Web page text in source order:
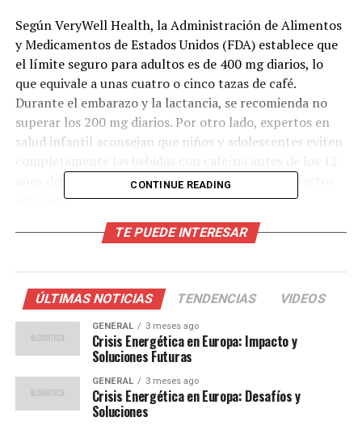
Según VeryWell Health, la Administración de Alimentos
y Medicamentos de Estados Unidos (FDA) establece que
el límite seguro para adultos es de 400 mg diarios, lo
que equivale a unas cuatro o cinco tazas de café.
Durante el embarazo y la lactancia, se recomienda no
superar los 200 mg diarios. Por otro lado, expertos en
salud infantil aconsejan que niños y adolescentes eviten
años debido a su mayor sensibilidad y riesgo de efectos
adversos.
La Presencia Omnipresente de
la Cafeína
La cafeína no solo se encuentra en el café, sino también
en té, refrescos, bebidas energéticas, chocolate,
medicamentos y suplementos. Esta amplia presencia
facilita su consumo inadvertido por encima de los
valores recomendados, aumentando así el peligro de
efectos indeseados.
CONTINUE READING
TE PUEDE INTERESAR
ÚLTIMAS NOTICIAS TENDENCIAS VIDEOS
GENERAL 3 meses ago
Crisis Energética en Europa: Impacto y
Soluciones Futuras
GENERAL 3 meses ago
Crisis Energética en Europa: Desafíos y
Soluciones